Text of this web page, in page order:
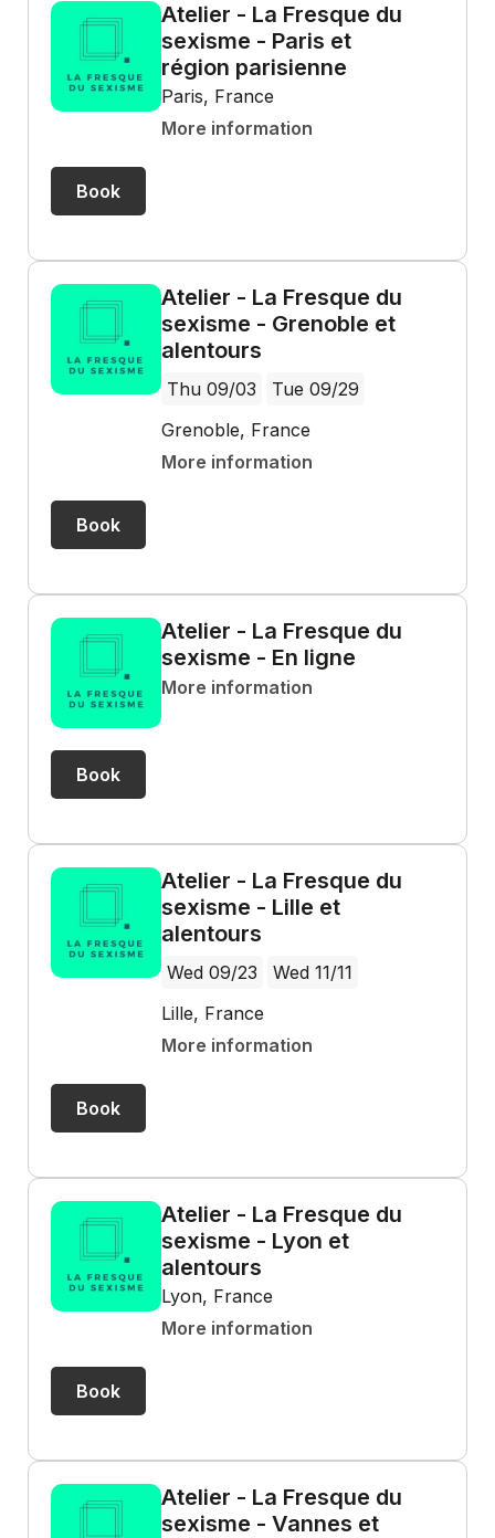
Atelier - La Fresque du
sexisme - Paris et
région parisienne
Paris, France
More information
Book
Atelier - La Fresque du
sexisme - Grenoble et
alentours
Thu 09/03
Tue 09/29
Grenoble, France
More information
Book
Atelier - La Fresque du
sexisme - En ligne
More information
Book
Atelier - La Fresque du
sexisme - Lille et
alentours
Wed 09/23
Wed 11/11
Lille, France
More information
Book
Atelier - La Fresque du
sexisme - Lyon et
alentours
Lyon, France
More information
Book
Atelier - La Fresque du
sexisme - Vannes et